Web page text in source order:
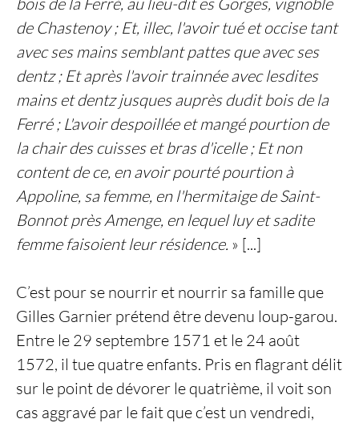
de Chastenoy ; Et, illec, l'avoir tué et occise tant
avec ses mains semblant pattes que avec ses
dentz ; Et après l'avoir trainnée avec lesdites
mains et dentz jusques auprès dudit bois de la
Ferré ; L'avoir despoillée et mangé pourtion de
la chair des cuisses et bras d'icelle ; Et non
content de ce, en avoir pourté pourtion à
Appoline, sa femme, en l'hermitaige de Saint-
Bonnot près Amenge, en lequel luy et sadite
femme faisoient leur résidence. » [...]
C’est pour se nourrir et nourrir sa famille que
Gilles Garnier prétend être devenu loup-garou.
Entre le 29 septembre 1571 et le 24 août
1572, il tue quatre enfants. Pris en flagrant délit
sur le point de dévorer le quatrième, il voit son
cas aggravé par le fait que c’est un vendredi,